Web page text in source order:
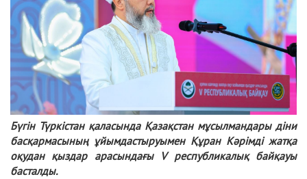
Бүгін Түркістан қаласында Қазақстан мұсылмандары діни
басқармасының ұйымдастыруымен Құран Кәрімді жатқа
оқудан қыздар арасындағы V республикалық байқауы
басталды.